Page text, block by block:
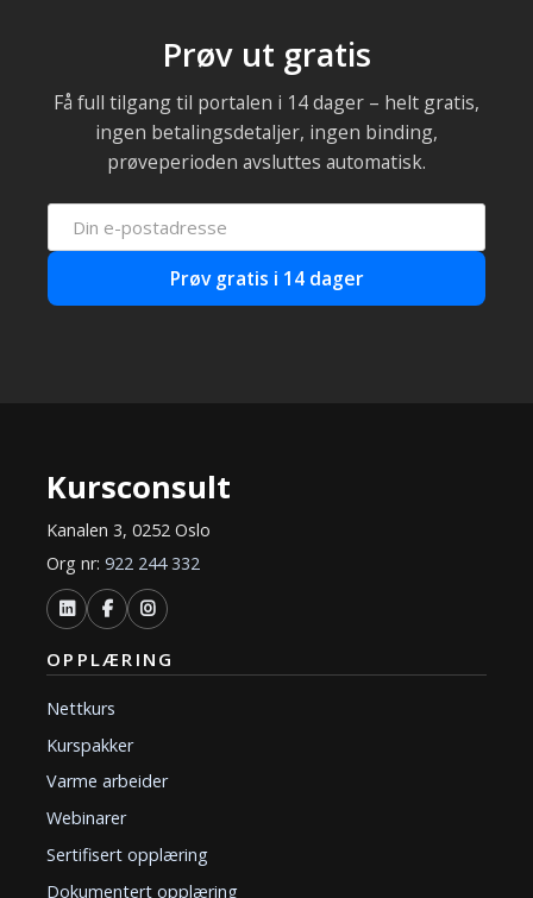
Prøv ut gratis
Få full tilgang til portalen i 14 dager – helt gratis,
ingen betalingsdetaljer, ingen binding,
prøveperioden avsluttes automatisk.
Prøv gratis i 14 dager
Kursconsult
Kanalen 3, 0252 Oslo
Org nr: 922 244 332
OPPLÆRING
Nettkurs
Kurspakker
Varme arbeider
Webinarer
Sertifisert opplæring
Dokumentert opplæring